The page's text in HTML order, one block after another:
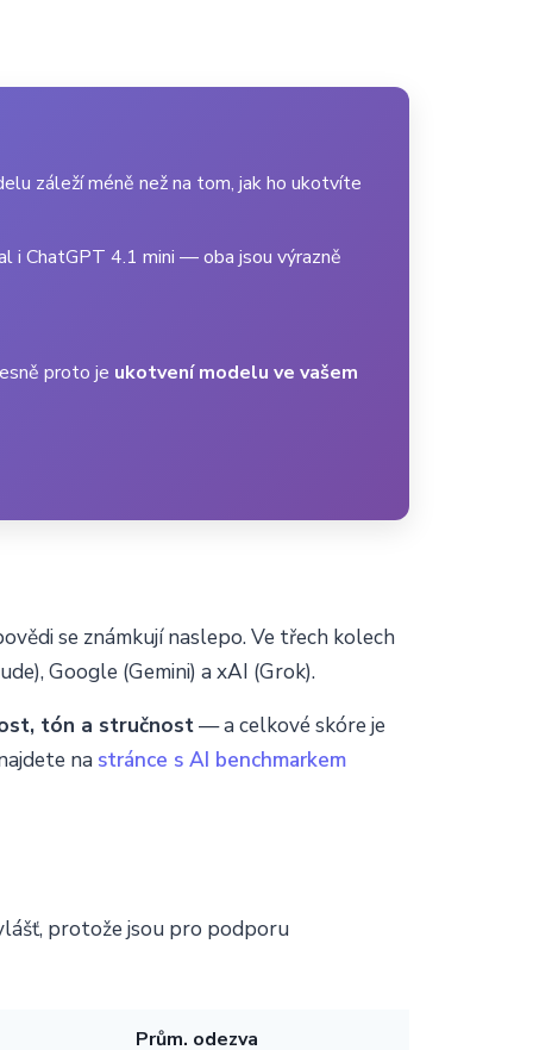
záleží méně než na tom, jak ho ukotvíte
i ChatGPT 4.1 mini — oba jsou výrazně
proto je ukotvení modelu ve vašem
se známkují naslepo. Ve třech kolech
Google (Gemini) a xAI (Grok).
tón a stručnost— a celkové skóre je
na stránce s AI benchmarkem
protože jsou pro podporu
Prům. odezva